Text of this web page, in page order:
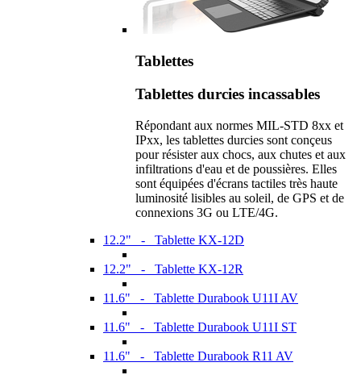
Tablettes
Tablettes durcies incassables
Répondant aux normes MIL-STD 8xx et
IPxx, les tablettes durcies sont conçeus
pour résister aux chocs, aux chutes et aux
infiltrations d'eau et de poussières. Elles
sont équipées d'écrans tactiles très haute
luminosité lisibles au soleil, de GPS et de
connexions 3G ou LTE/4G.
12.2" - Tablette KX-12D
12.2" - Tablette KX-12R
11.6" - Tablette Durabook U11I AV
11.6" - Tablette Durabook U11I ST
11.6" - Tablette Durabook R11 AV